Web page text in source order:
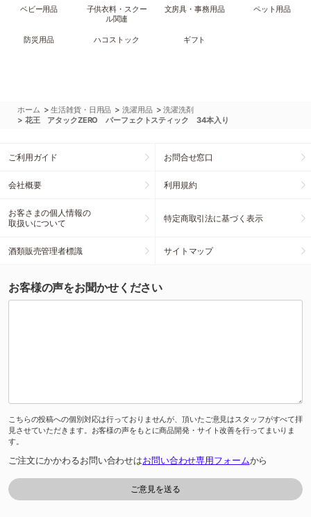
ベビー用品
子供衣料・スクー
ル関連
文房具・事務用品 ペット用品
防災用品 ハコストック ギフト
ホーム >生活雑貨・日用品 >洗濯用品 >洗濯洗剤
> 花王 アタックZERO パーフェクトスティック 34本入り
ご利用ガイド お問合せ窓口
会社概要 利用規約
お客さまの個人情報の
取扱いについて
特定商取引法に基づく表示
酒類販売管理者標識 サイトマップ
お客様の声をお聞かせください
こちらの投稿への個別対応は行っておりませんが、頂いたご意見はスタッフがすべて拝
見させていただきます。お客様の声をもとに商品開発・サイト改善を行ってまいりま
す。
ご注文にかかわるお問い合わせはお問い合わせ専用フォームから